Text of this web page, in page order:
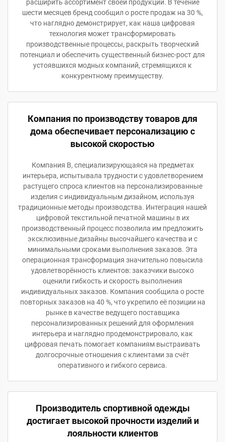
расширить ассортимент своей продукции. В течение
шести месяцев бренд сообщил о росте продаж на 30 %,
что наглядно демонстрирует, как наша цифровая
технология может трансформировать
производственные процессы, раскрыть творческий
потенциал и обеспечить существенный бизнес-рост для
устоявшихся модных компаний, стремящихся к
конкурентному преимуществу.
Компания по производству товаров для
дома обеспечивает персонализацию с
высокой скоростью
Компания B, специализирующаяся на предметах
интерьера, испытывала трудности с удовлетворением
растущего спроса клиентов на персонализированные
изделия с индивидуальным дизайном, используя
традиционные методы производства. Интеграция нашей
цифровой текстильной печатной машины в их
производственный процесс позволила им предложить
эксклюзивные дизайны высочайшего качества и с
минимальными сроками выполнения заказов. Эта
операционная трансформация значительно повысила
удовлетворённость клиентов: заказчики высоко
оценили гибкость и скорость выполнения
индивидуальных заказов. Компания сообщила о росте
повторных заказов на 40 %, что укрепило её позиции на
рынке в качестве ведущего поставщика
персонализированных решений для оформления
интерьера и наглядно продемонстрировало, как
цифровая печать помогает компаниям выстраивать
долгосрочные отношения с клиентами за счёт
оперативного и гибкого сервиса.
Производитель спортивной одежды
достигает высокой прочности изделий и
лояльности клиентов